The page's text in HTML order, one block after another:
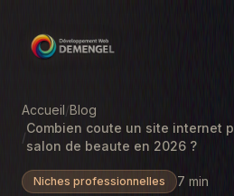
Accueil/Blog
/
Combien coute un site internet
salon de beaute en 2026 ?
Niches professionnelles 7 min